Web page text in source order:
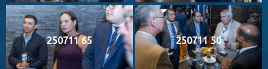
250711 65 250711 50